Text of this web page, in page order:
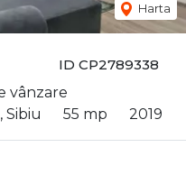
ID CP2789338
vânzare
Sibiu
55 mp 2019
Harta